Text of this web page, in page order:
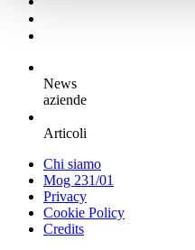
News
aziende
Articoli
Chi siamo
Mog 231/01
Privacy
Cookie Policy
Credits